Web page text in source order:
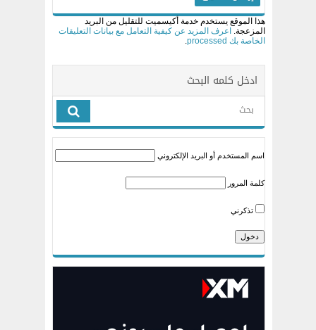
هذا الموقع يستخدم خدمة أكيسميت للتقليل من البريد
المزعجة. اعرف المزيد عن كيفية التعامل مع بيانات التعليقات
الخاصة بك processed
ادخل كلمه البحث
اسم المستخدم أو البريد الإلكتروني
كلمة المرور
تذكرني